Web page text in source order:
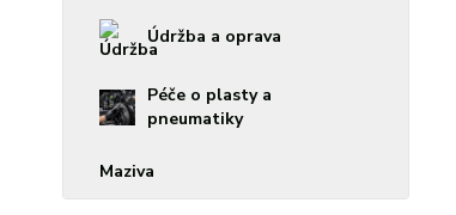
Údržba a oprava
Péče o plasty a
pneumatiky
Maziva